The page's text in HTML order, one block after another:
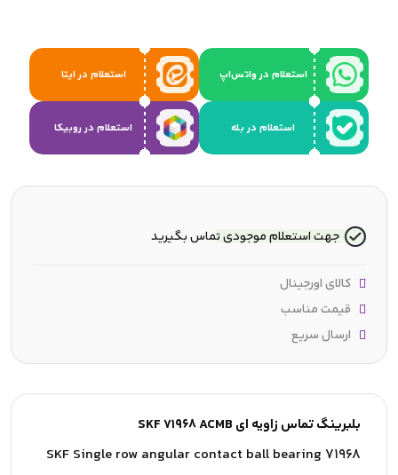
استعلام در واتس‌اپ استعلام در ایتا
استعلام در بله استعلام در روبیکا
بلبرینگ تماس زاویه ای SKF 71968 ACMB
SKF Single row angular contact ball bearing 71968
جهت استعلام موجودی تماس بگیرید
کالای اورجینال
قیمت مناسب
ارسال سریع